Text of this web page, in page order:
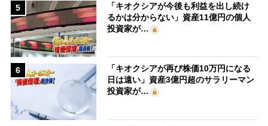
5
「キオクシアが今後も利益を出し続け
るかは分からない」資産11億円の個人
投資家が…
6
「キオクシアが再び株価10万円になる
日は遠い」資産3億円超のサラリーマン
投資家が…